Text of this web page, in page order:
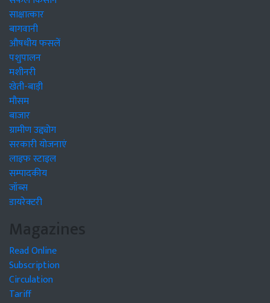
साक्षात्कार
बागवानी
औषधीय फसलें
पशुपालन
मशीनरी
खेती-बाड़ी
मौसम
बाजार
ग्रामीण उद्द्योग
सरकारी योजनाएं
लाइफ स्टाइल
सम्पादकीय
जॉब्स
डायरेक्टरी
Magazines
Read Online
Subscription
Circulation
Tariff